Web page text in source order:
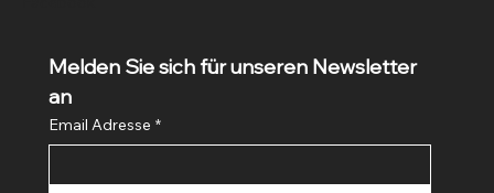
Melden Sie sich für unseren Newsletter
an
Email Adresse *